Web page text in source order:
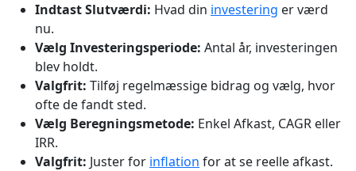
Indtast Slutværdi: Hvad din investering er værd
nu.
Vælg Investeringsperiode: Antal år, investeringen
blev holdt.
Valgfrit: Tilføj regelmæssige bidrag og vælg, hvor
ofte de fandt sted.
Vælg Beregningsmetode: Enkel Afkast, CAGR eller
IRR.
Valgfrit: Juster for inflation for at se reelle afkast.